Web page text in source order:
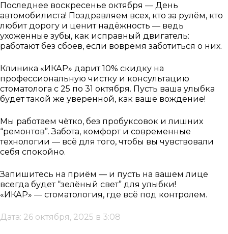
Последнее воскресенье октября — День
автомобилиста! Поздравляем всех, кто за рулём, кто
любит дорогу и ценит надёжность — ведь
ухоженные зубы, как исправный двигатель:
работают без сбоев, если вовремя заботиться о них.
Клиника «ИКАР» дарит 10% скидку на
профессиональную чистку и консультацию
стоматолога с 25 по 31 октября. Пусть ваша улыбка
будет такой же уверенной, как ваше вождение!
Мы работаем чётко, без пробуксовок и лишних
“ремонтов”. Забота, комфорт и современные
технологии — всё для того, чтобы вы чувствовали
себя спокойно.
Запишитесь на приём — и пусть на вашем лице
всегда будет “зелёный свет” для улыбки!
«ИКАР» — стоматология, где всё под контролем.
Дата: 26 октября, 2025 в 3:08